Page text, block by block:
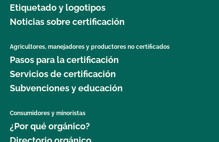
Etiquetado y logotipos
Noticias sobre certificación
Agricultores, manejadores y productores no certificados
Pasos para la certificación
Servicios de certificación
Subvenciones y educación
Consumidores y minoristas
¿Por qué orgánico?